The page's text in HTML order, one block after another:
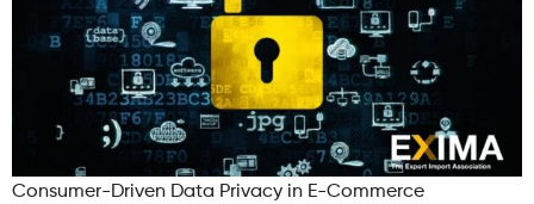
Consumer-Driven Data Privacy in E-Commerce